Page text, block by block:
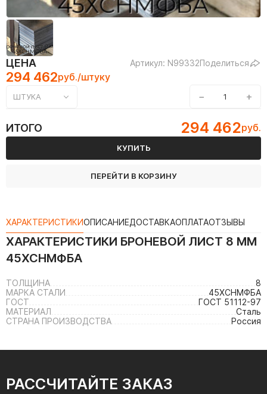
ЦЕНА Артикул: N99332Поделиться
294 462руб./штуку
ШТУКА − +
ИТОГО 294 462руб.
КУПИТЬ
ПЕРЕЙТИ В КОРЗИНУ
ХАРАКТЕРИСТИКИОПИСАНИЕДОСТАВКАОПЛАТАОТЗЫВЫ
ХАРАКТЕРИСТИКИ БРОНЕВОЙ ЛИСТ 8 ММ
45ХСНМФБА
ТОЛЩИНА
8
МАРКА СТАЛИ
45ХСНМФБА
ГОСТ
ГОСТ 51112-97
МАТЕРИАЛ
Сталь
СТРАНА ПРОИЗВОДСТВА
Россия
РАССЧИТАЙТЕ ЗАКАЗ